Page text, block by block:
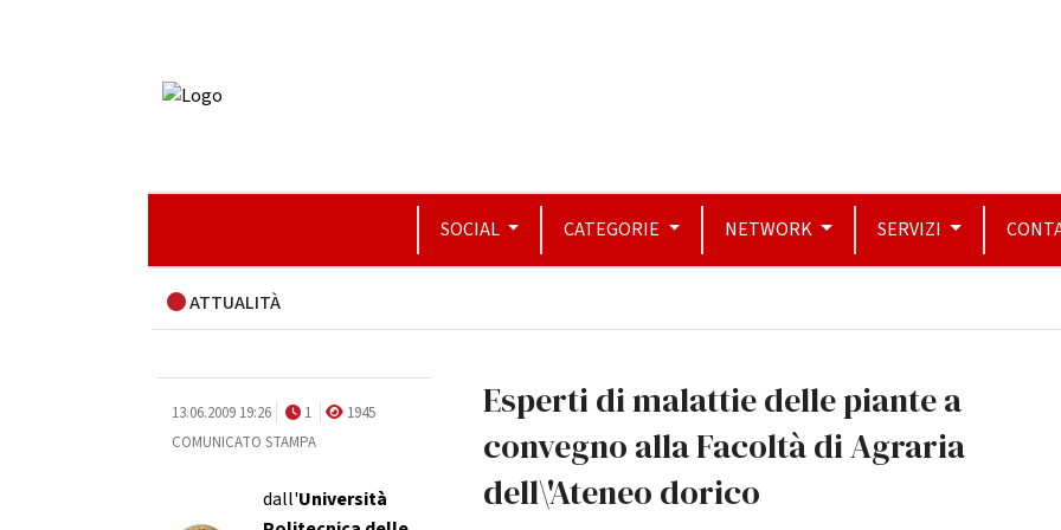
SOCIAL CATEGORIE NETWORK SERVIZI
ATTUALITÀ
13.06.2009 19:26 1
1945
COMUNICATO STAMPA
dall'Università
Esperti di malattie delle piante a
convegno alla Facoltà di Agraria
dell\'Ateneo dorico